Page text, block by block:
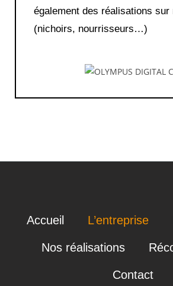
également des réalisations sur
(nichoirs, nourrisseurs…)
Accueil L’entreprise
Nos réalisations
Contact